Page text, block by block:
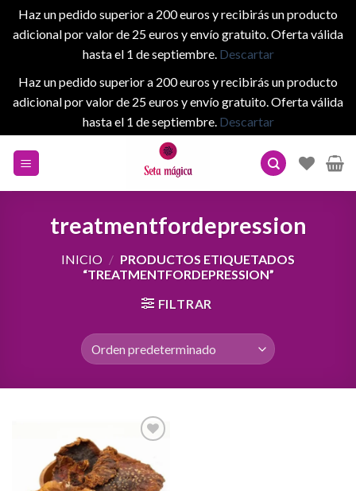
Haz un pedido superior a 200 euros y recibirás un producto
adicional por valor de 25 euros y envío gratuito. Oferta válida
hasta el 1 de septiembre. Descartar
Haz un pedido superior a 200 euros y recibirás un producto
adicional por valor de 25 euros y envío gratuito. Oferta válida
hasta el 1 de septiembre. Descartar
treatmentfordepression
INICIO / PRODUCTOS ETIQUETADOS
“TREATMENTFORDEPRESSION”
FILTRAR
Add to